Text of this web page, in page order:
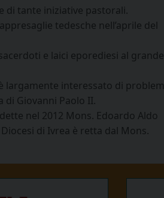
di tante iniziative pastorali.
tedesche nell’aprile del
e laici eporediesi al grande
largamente interessato di problemi
di Giovanni Paolo II.
nel 2012 Mons. Edoardo Aldo
di Ivrea è retta dal Mons.